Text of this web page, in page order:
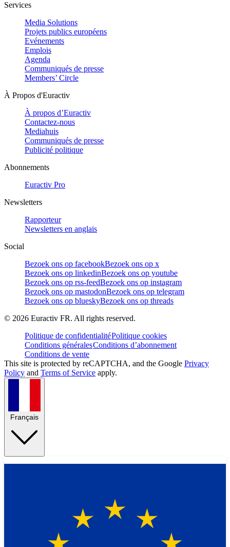
Services
Media Solutions
Projets publics européens
Evénements
Emplois
Agenda
Communiqués de presse
Members’ Circle
À Propos d'Euractiv
À propos d’Euractiv
Contactez-nous
Mediahuis
Communiqués de presse
Publicité politique
Abonnements
Euractiv Pro
Newsletters
Rapporteur
Newsletters en anglais
Social
Bezoek ons op facebookBezoek ons op x
Bezoek ons op linkedinBezoek ons op youtube
Bezoek ons op rss-feedBezoek ons op instagram
Bezoek ons op mastodonBezoek ons op telegram
Bezoek ons op blueskyBezoek ons op threads
© 2026 Euractiv FR. All rights reserved.
Politique de confidentialitéPolitique cookies
Conditions généralesConditions d’abonnement
Conditions de vente
This site is protected by reCAPTCHA, and the Google Privacy
Policy and Terms of Service apply.
Français